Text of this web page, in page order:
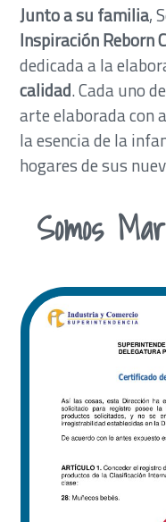
Junto a su familia,
Inspiración Reborn
dedicada a la
calidad. Cada uno
arte elaborada con
la esencia de la
hogares de sus
Somos